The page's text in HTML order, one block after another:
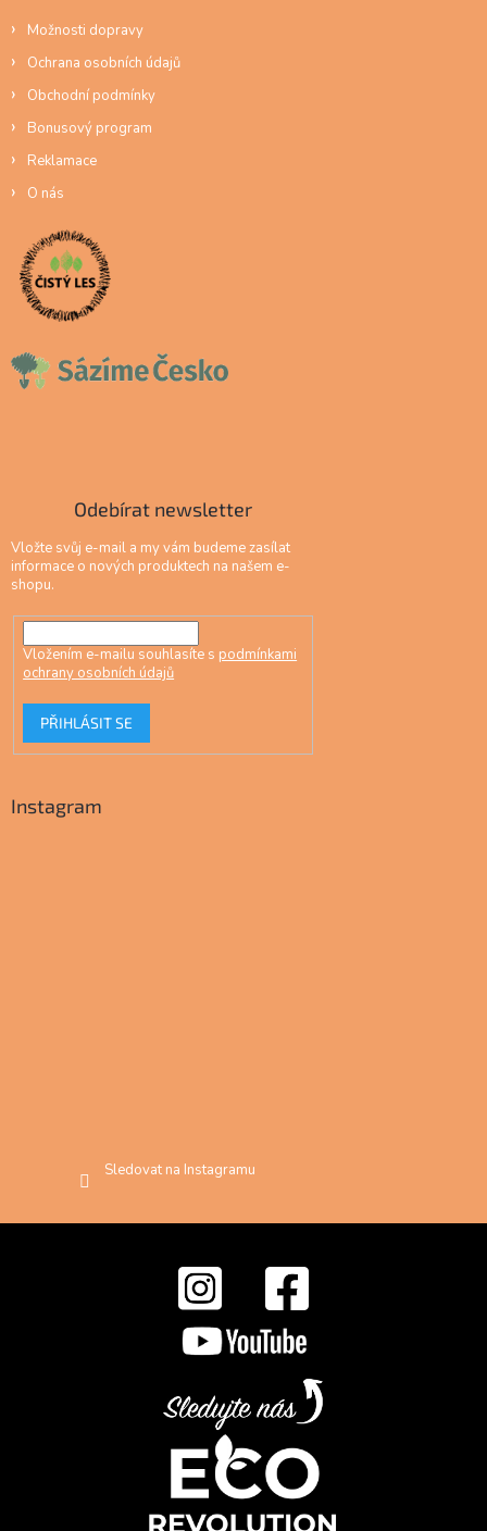
Možnosti dopravy
Ochrana osobních údajů
Obchodní podmínky
Bonusový program
Reklamace
O nás
Odebírat newsletter
Vložte svůj e-mail a my vám budeme zasílat
informace o nových produktech na našem e-
shopu.
Vložením e-mailu souhlasíte s podmínkami
ochrany osobních údajů
PŘIHLÁSIT SE
Instagram
Sledovat na Instagramu